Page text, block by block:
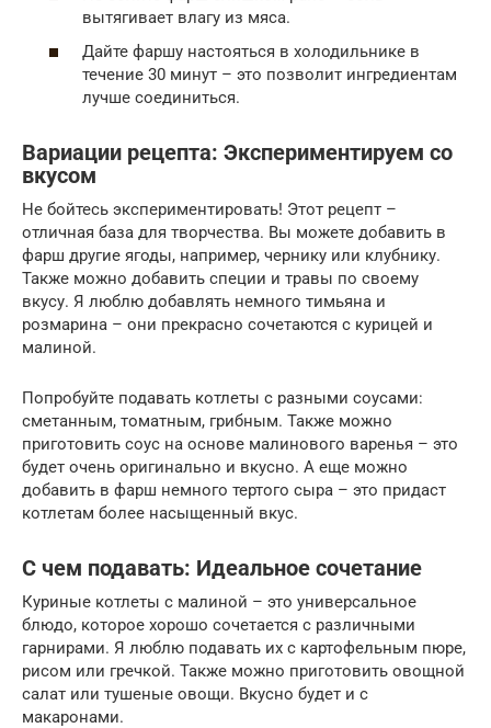
вытягивает влагу из мяса.
Дайте фаршу настояться в холодильнике в
течение 30 минут – это позволит ингредиентам
лучше соединиться.
Вариации рецепта: Экспериментируем со
вкусом
Не бойтесь экспериментировать! Этот рецепт –
отличная база для творчества. Вы можете добавить в
фарш другие ягоды, например, чернику или клубнику.
Также можно добавить специи и травы по своему
вкусу. Я люблю добавлять немного тимьяна и
розмарина – они прекрасно сочетаются с курицей и
малиной.
Попробуйте подавать котлеты с разными соусами:
сметанным, томатным, грибным. Также можно
приготовить соус на основе малинового варенья – это
будет очень оригинально и вкусно. А еще можно
добавить в фарш немного тертого сыра – это придаст
котлетам более насыщенный вкус.
С чем подавать: Идеальное сочетание
Куриные котлеты с малиной – это универсальное
блюдо, которое хорошо сочетается с различными
гарнирами. Я люблю подавать их с картофельным пюре,
рисом или гречкой. Также можно приготовить овощной
салат или тушеные овощи. Вкусно будет и с
макаронами.